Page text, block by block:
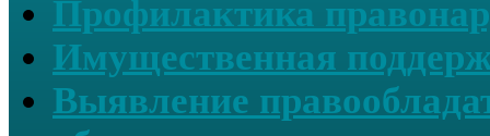
Профилактика
Имущественная
Выявление